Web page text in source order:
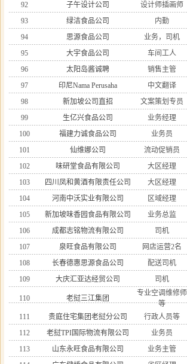
92
子午设计公司 设计师插画师
93
绿洁食品公司 内勤
94
思源食品公司 业务，司机
95
大宇食品公司 车间工人
96
太阳岛酱诚聘 销售主管
97
印尼Nama Perusaha 中文翻译
98
新加坡公司直招 文案策划专员
99
生亿兴食品公司 业务经理
100
福建力诚食品公司 业务员
101
仙维娜公司 流动促销员
102
味研堂食品有限公司 大区经理
103
四川凤和黄酒有限责任公司 大区经理
104
河南中沃实业有限公司 区域经理
105
新加坡味香园食品有限公司 业务总监
106
成都志铭物流有限公司 司机
107
泉旺食品有限公司 网店运营2名
108
长春德惠思源食品公司 配送司机
109
大庆汇亚达经贸公司 司机
110 老挝三江集团
专业空调维修师
等
111 贵庭住宅集团老挝分公司 行政人员等
112
老挝TPI国际物流有限公司 业务员
113
山东永旺食品有限公司 业务主管